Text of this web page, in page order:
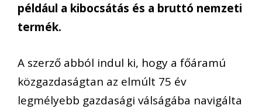
például a kibocsátás és a bruttó nemzeti
termék.
A szerző abból indul ki, hogy a főáramú
közgazdaságtan az elmúlt 75 év
legmélyebb gazdasági válságába navigálta